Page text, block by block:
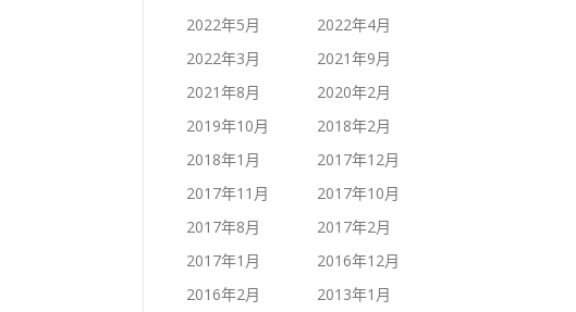
2022年5月
2022年4月
2022年3月
2021年9月
2021年8月
2020年2月
2019年10月
2018年2月
2018年1月
2017年12月
2017年11月
2017年10月
2017年8月
2017年2月
2017年1月
2016年12月
2016年2月
2013年1月